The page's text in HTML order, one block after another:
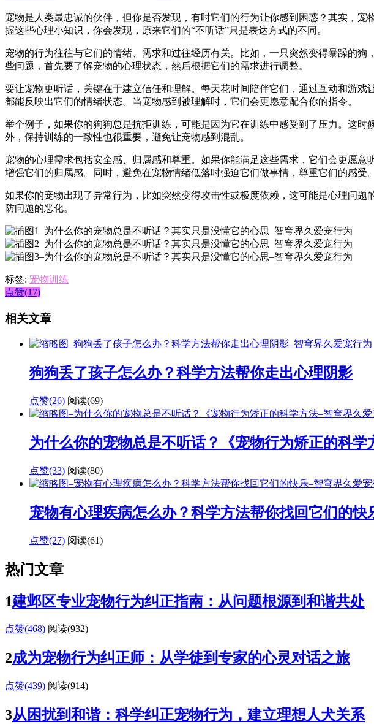
宠物是人类最忠诚的伙伴，但你是否发现，有时它们的行为让你感到困惑？其实，
握这些心理小知识，你会发现，原来它们的“不听话”只是表达方式的不同。
宠物的行为往往与它们的情绪、需求和过往经历有关。比如，一只突然变得暴躁的
些问题，首先要了解宠物的心理状态，然后根据它们的需求进行调整。
要让宠物更听话，关键在于建立信任和理解。每天花时间陪伴它们，通过互动和游
都能反映出它们的情绪状态。当宠物感到被理解时，它们会更愿意配合你的指令。
举个例子，如果你的狗狗总是抗拒训练，可能是因为它在训练中感受到了压力。这
外，保持训练的一致性也很重要，避免让宠物感到混乱。
宠物的心理需求包括安全感、归属感和尊重。如果你能满足这些需求，它们会更愿
增强它们的归属感。同时，避免在宠物情绪低落时强迫它们做事情，尊重它们的感受。
如果你的宠物出现了异常行为，比如突然变得攻击性或极度依赖，这可能是心理问
防问题的恶化。
标签: 宠物训练
点赞(17)
相关文章
狗狗丢了孩子怎么办？科学方法帮你走出心理阴影
点赞(26) 阅读(69)
为什么你的宠物总是不听话？《宠物行为矫正的科学
点赞(33) 阅读(80)
宠物有心理疾病怎么办？科学方法帮你找回它们的快
点赞(27) 阅读(61)
热门文章
1建邺区专业宠物行为纠正指南：从问题根源到和谐共处
点赞(468) 阅读(932)
2成为宠物行为纠正师：从学徒到专家的心灵对话之旅
点赞(439) 阅读(914)
3从困扰到和谐：科学纠正宠物行为，建立理想人犬关系